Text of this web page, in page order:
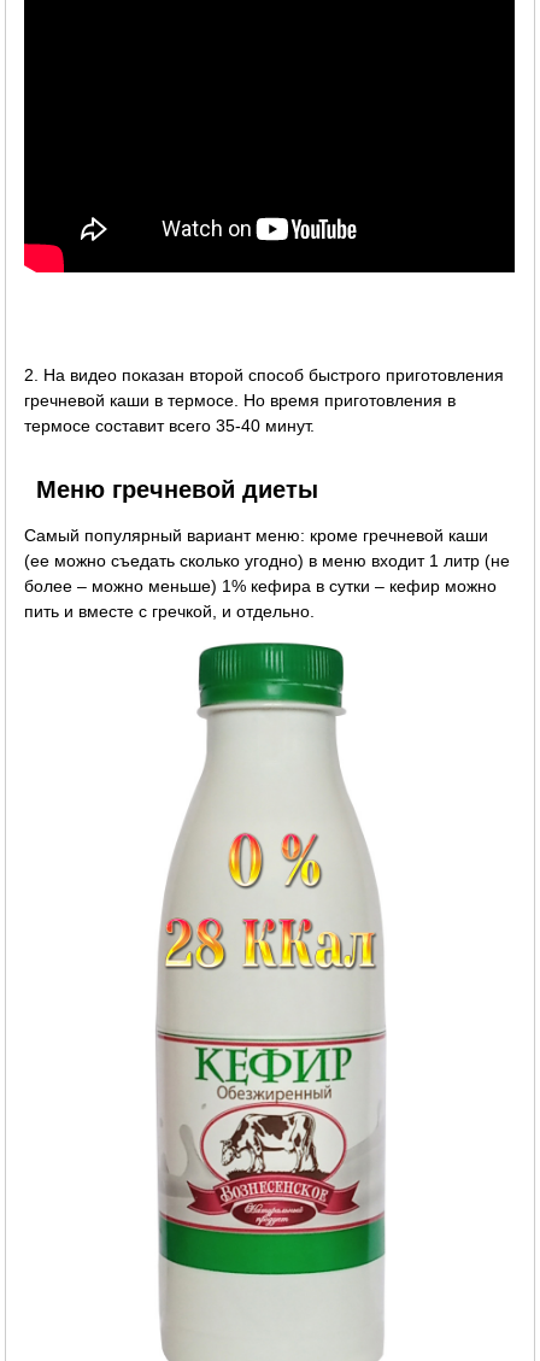
2. На видео показан второй способ быстрого приготовления
гречневой каши в термосе. Но время приготовления в
термосе составит всего 35-40 минут.
Меню гречневой диеты
Самый популярный вариант меню: кроме гречневой каши
(ее можно съедать сколько угодно) в меню входит 1 литр (не
более – можно меньше) 1% кефира в сутки – кефир можно
пить и вместе с гречкой, и отдельно.